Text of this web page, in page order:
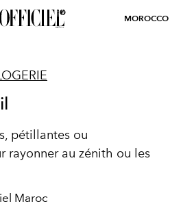
MOROCCO
pétillantes ou
rayonner au zénith ou les
Maroc